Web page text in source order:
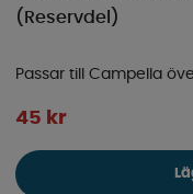
(Reservdel)
Passar till Campella
45 kr